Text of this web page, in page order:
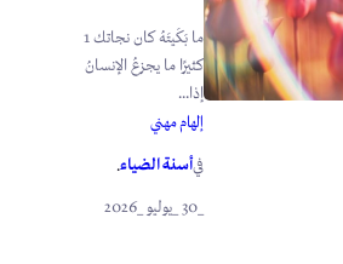
ما بَكَيتَهُ كان نجاتك 1
كثيرًا ما يجزعُ الإنسانُ
إذا...
إلهام مهني
فيأسنة الضياء.